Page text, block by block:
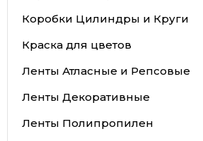
Коробки Цилиндры и Круги
Краска для цветов
Ленты Атласные и Репсовые
Ленты Декоративные
Ленты Полипропилен